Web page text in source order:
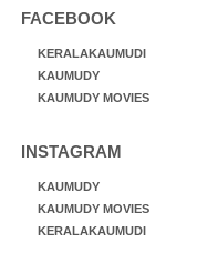
FACEBOOK
KERALAKAUMUDI
KAUMUDY
KAUMUDY MOVIES
INSTAGRAM
KAUMUDY
KAUMUDY MOVIES
KERALAKAUMUDI